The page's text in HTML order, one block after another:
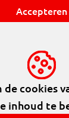
Accepteren
cookies
inhoud te